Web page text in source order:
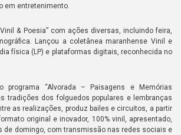
em entretenimento.
& Poesia” com ações diversas, incluindo feira,
Lançou a coletânea maranhense Vinil e
física (LP) e plataformas digitais, reconhecida no
programa “Alvorada – Paisagens e Memórias
tradições dos folguedos populares e lembranças
as realizações, produz bailes e circuitos, a partir
original e inovador, 100% vinil, apresentado,
de domingo, com transmissão nas redes sociais e